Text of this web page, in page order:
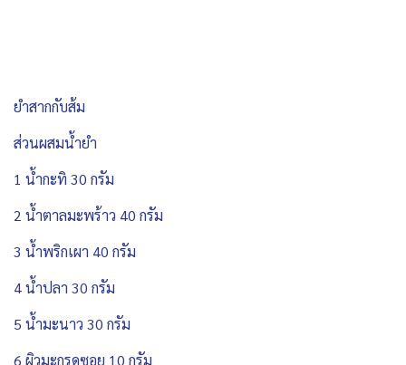
ยำสากกับส้ม
ส่วนผสมน้ำยำ
1 น้ำกะทิ 30 กรัม
2 น้ำตาลมะพร้าว 40 กรัม
3 น้ำพริกเผา 40 กรัม
4 น้ำปลา 30 กรัม
5 น้ำมะนาว 30 กรัม
6 ผิวมะกรูดซอย 10 กรัม